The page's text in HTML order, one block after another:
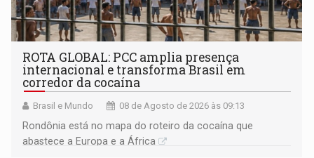
ROTA GLOBAL: PCC amplia presença
internacional e transforma Brasil em
corredor da cocaína
Brasil e Mundo 08 de Agosto de 2026 às 09:13
Rondônia está no mapa do roteiro da cocaína que
abastece a Europa e a África